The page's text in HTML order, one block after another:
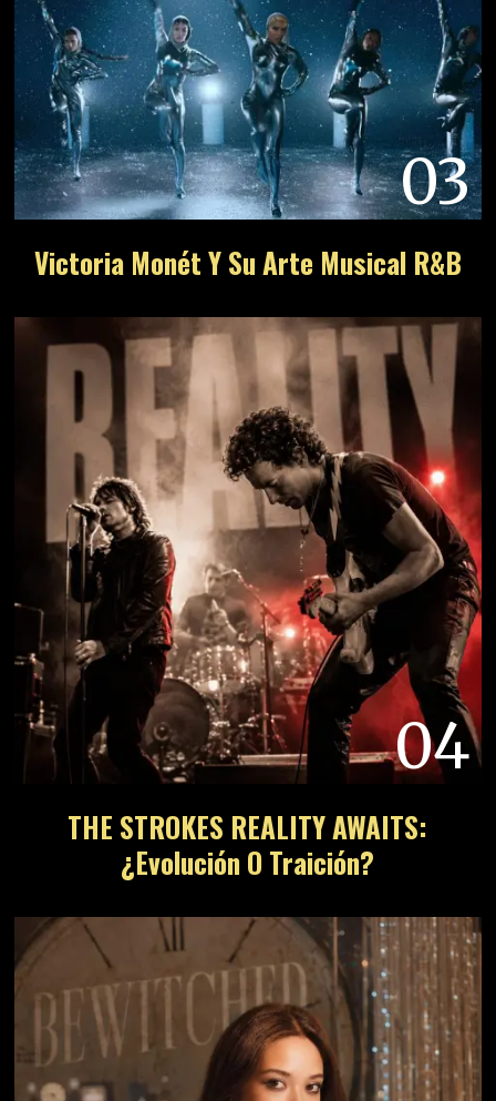
03
Victoria Monét Y Su Arte Musical R&B
04
THE STROKES REALITY AWAITS:
¿Evolución O Traición?